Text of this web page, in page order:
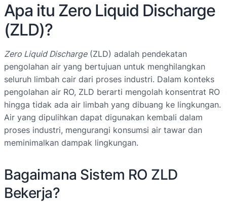
Apa itu Zero Liquid Discharge
(ZLD)?
Zero Liquid Discharge(ZLD) adalah pendekatan
pengolahan air yang bertujuan untuk menghilangkan
seluruh limbah cair dari proses industri. Dalam konteks
pengolahan air RO, ZLD berarti mengolah konsentrat RO
hingga tidak ada air limbah yang dibuang ke lingkungan.
Air yang dipulihkan dapat digunakan kembali dalam
proses industri, mengurangi konsumsi air tawar dan
meminimalkan dampak lingkungan.
Bagaimana Sistem RO ZLD
Bekerja?